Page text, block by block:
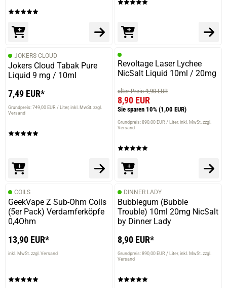
JOKERS CLOUD
Jokers Cloud Tabak Pure
Liquid 9 mg / 10ml
7,49 EUR*
Grundpreis: 749,00 EUR / Liter inkl. MwSt. zzgl.
Versand
Revoltage Laser Lychee
NicSalt Liquid 10ml / 20mg
alter Preis 9,90 EUR
8,90 EUR
Sie sparen 10% (1,00 EUR)
Grundpreis: 890,00 EUR / Liter inkl. MwSt. zzgl.
Versand
COILS
GeekVape Z Sub-Ohm Coils
(5er Pack) Verdamferköpfe
0,4Ohm
13,90 EUR*
inkl. MwSt. zzgl. Versand
DINNER LADY
Bubblegum (Bubble
Trouble) 10ml 20mg NicSalt
by Dinner Lady
8,90 EUR*
Grundpreis: 890,00 EUR / Liter inkl. MwSt. zzgl.
Versand